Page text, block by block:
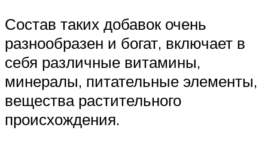
Состав таких добавок очень
разнообразен и богат, включает в
себя различные витамины,
минералы, питательные элементы,
вещества растительного
происхождения.